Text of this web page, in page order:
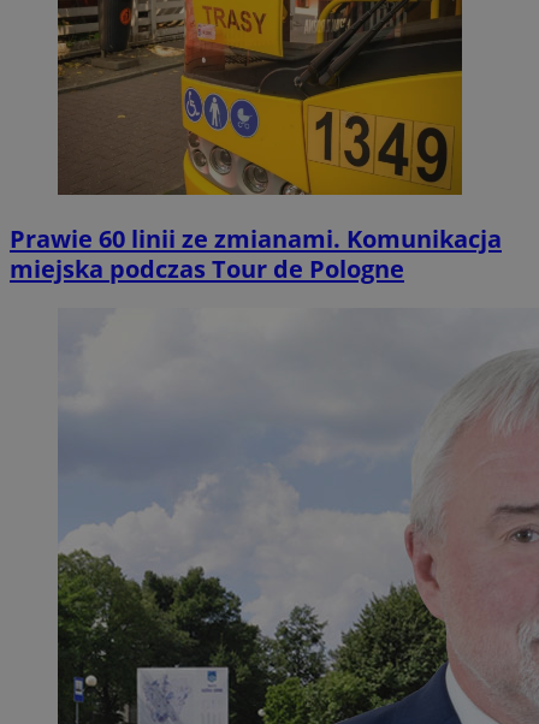
Prawie 60 linii ze zmianami. Komunikacja
miejska podczas Tour de Pologne